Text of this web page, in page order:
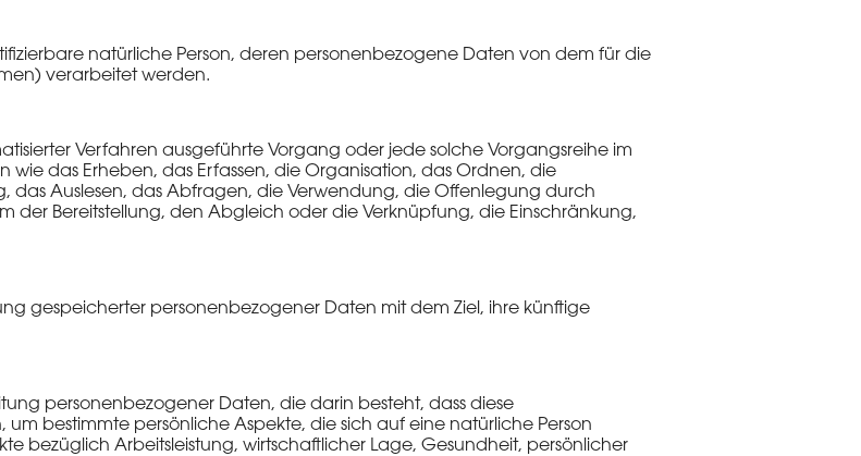
natürliche Person, deren personenbezogene Daten von dem für die
verarbeitet werden.
Verfahren ausgeführte Vorgang oder jede solche Vorgangsreihe im
das Erheben, das Erfassen, die Organisation, das Ordnen, die
das Auslesen, das Abfragen, die Verwendung, die Offenlegung durch
der Bereitstellung, den Abgleich oder die Verknüpfung, die Einschränkung,
gespeicherter personenbezogener Daten mit dem Ziel, ihre künftige
personenbezogener Daten, die darin besteht, dass diese
bestimmte persönliche Aspekte, die sich auf eine natürliche Person
bezüglich Arbeitsleistung, wirtschaftlicher Lage, Gesundheit, persönlicher